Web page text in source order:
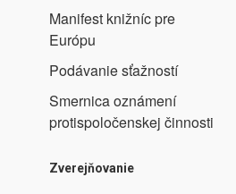
Manifest knižníc pre
Európu
Podávanie sťažností
Smernica oznámení
protispoločenskej činnosti
Zverejňovanie